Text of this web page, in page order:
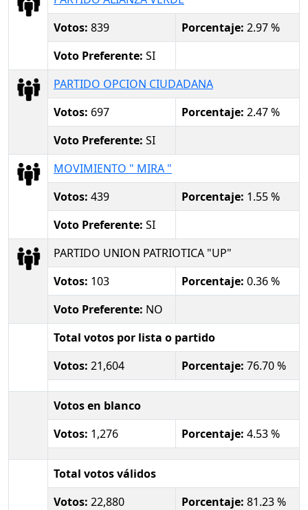
Votos: 839 Porcentaje: 2.97 %
Voto Preferente: SI
PARTIDO OPCION CIUDADANA
Votos: 697 Porcentaje: 2.47 %
Voto Preferente: SI
MOVIMIENTO " MIRA "
Votos: 439 Porcentaje: 1.55 %
Voto Preferente: SI
PARTIDO UNION PATRIOTICA "UP"
Votos: 103 Porcentaje: 0.36 %
Voto Preferente: NO
Total votos por lista o partido
Votos: 21,604 Porcentaje: 76.70 %
Votos en blanco
Votos: 1,276 Porcentaje: 4.53 %
Total votos válidos
Votos: 22,880 Porcentaje: 81.23 %